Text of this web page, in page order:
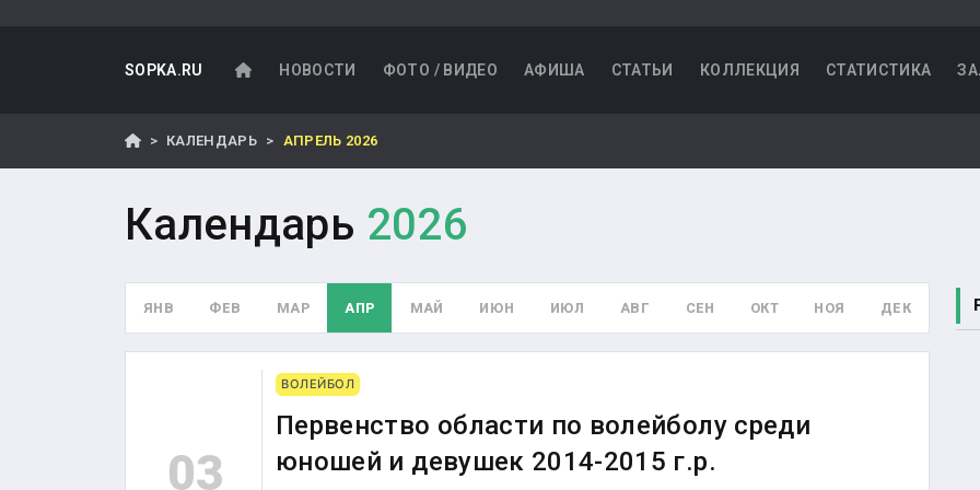
SOPKA.RU НОВОСТИ ФОТО / ВИДЕО АФИША СТАТЬИ КОЛЛЕКЦИЯ СТАТИСТИКА
КАЛЕНДАРЬ АПРЕЛЬ 2026
Календарь 2026
ЯНВ ФЕВ МАР АПР МАЙ ИЮН ИЮЛ АВГ СЕН ОКТ НОЯ ДЕК
03
ВОЛЕЙБОЛ
Первенство области по волейболу среди
юношей и девушек 2014-2015 г.р.